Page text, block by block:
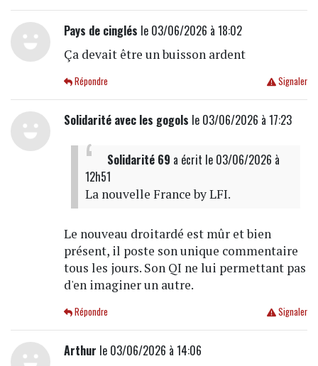
Pays de cinglés le 03/06/2026 à 18:02
Ça devait être un buisson ardent
Signaler
Répondre
Solidarité avec les gogols le 03/06/2026 à 17:23
Solidarité 69 a écrit le 03/06/2026 à
12h51
La nouvelle France by LFI.
Le nouveau droitardé est mûr et bien
présent, il poste son unique commentaire
tous les jours. Son QI ne lui permettant pas
d'en imaginer un autre.
Signaler
Répondre
Arthur le 03/06/2026 à 14:06